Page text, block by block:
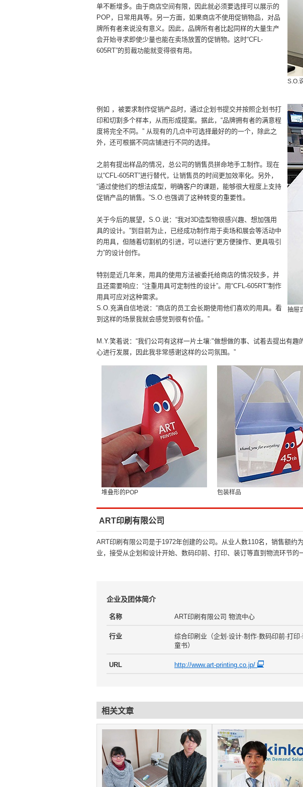
S.O.
单不断增多。由于商店空间有限，因此就必须要选择可以展示的
POP，日常用具等。另一方面，如果商店不使用促销物品，对品
牌所有者来说没有意义。因此，品牌所有者比起同样的大量生产
会开始寻求即使少量也能在卖场放置的促销物。这时“CFL-
605RT”的剪裁功能就变得很有用。
抽屉
例如 ，被要求制作促销产品时，通过企划书提交并按照企划书打
印和切割多个样本，从而形成提案。据此，“品牌拥有者的满意程
度将完全不同。” 从现有的几点中可选择最好的的一个，除此之
外，还可根据不同店铺进行不同的选择。
之前有提出样品的情况，总公司的销售员拼命地手工制作。现在
以“CFL-605RT”进行替代，让销售员的时间更加效率化。另外，
“通过使他们的想法成型，明确客户的课题，能够很大程度上支持
促销产品的销售。”S.O.也强调了这种转变的重要性。
关于今后的展望，S.O.说：“我对3D造型物很感兴趣、想加强用
具的设计。”到目前为止，已经成功制作用于卖场和展会等活动中
的用具，但随着切割机的引进，可以进行“更方便操作、更具吸引
力”的设计创作。
特别是近几年来，用具的使用方法被委托给商店的情况较多，并
且还需要响应：“注重用具可定制性的设计”。用“CFL-605RT”制作
用具可应对这种需求。
S.O.充满自信地说：“商店的员工会长期使用他们喜欢的用具。看
到这样的场景我就会感觉到很有价值。”
M.Y.笑着说：“我们公司有这样一片土壤:"做想做的事、试着去提出有趣
心进行发展，因此我非常感谢这样的公司氛围。”
堆叠形的POP 包装样品
ART印刷有限公司
ART印刷有限公司是于1972年创建的公司。从业人数110名，销售额约
业，接受从企划和设计开始、数码印前、打印、装订等直到物流环节的
企业及团体简介
名称 ART印刷有限公司 物流中心
行业
综合印刷业（企划·设计·制作·数码印前·打
童书）
URL http://www.art-printing.co.jp/
相关文章